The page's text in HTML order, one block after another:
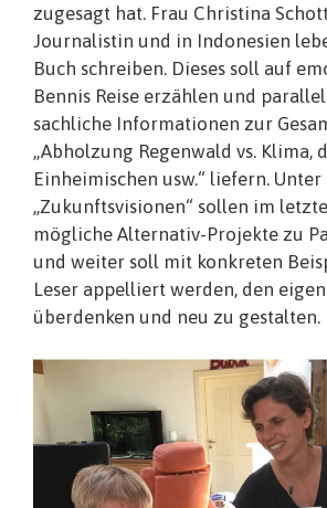
zugesagt hat. Frau Christina
Journalistin und in Indonesien
Buch schreiben. Dieses soll auf
Bennis Reise erzählen und
sachliche Informationen zur
„Abholzung Regenwald vs. Klima,
Einheimischen usw.“ liefern.
„Zukunftsvisionen“ sollen im
mögliche Alternativ-Projekte zu
und weiter soll mit konkreten
Leser appelliert werden, den
überdenken und neu zu gestalten.